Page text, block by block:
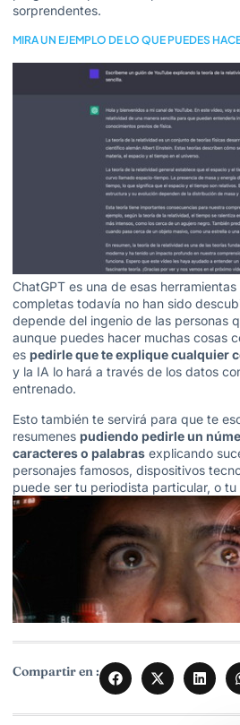
sorprendentes.
MIRA UN EJEMPLO DE LO QUE PUEDES
ChatGPT es una de esas
completas todavía no han sido
depende del ingenio de las personas
aunque puedes hacer muchas cosas
es pedirle que te explique cualquier
y la IA lo hará a través de los datos
entrenado.
Esto también te servirá para que te
resumenes pudiendo pedirle un
caracteres o palabras explicando
personajes famosos, dispositivos
puede ser tu periodista particular, o
Compartir en :